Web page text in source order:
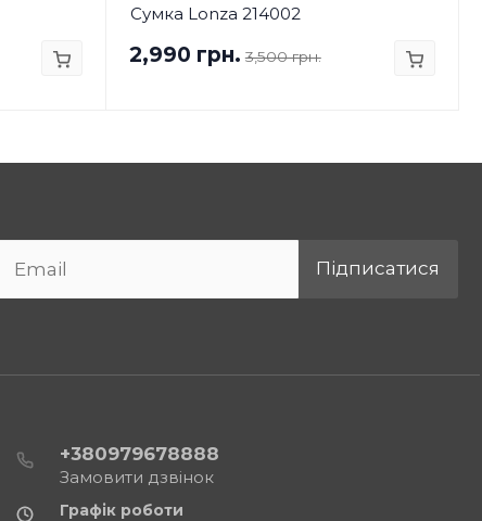
Сумка Lonza 214002
2,990 грн. 3,500 грн.
Підписатися
+380979678888
Замовити дзвінок
Графік роботи